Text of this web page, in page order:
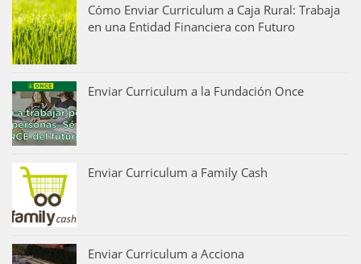
Cómo Enviar Curriculum a Caja Rural: Trabaja
en una Entidad Financiera con Futuro
Enviar Curriculum a la Fundación Once
Enviar Curriculum a Family Cash
Enviar Curriculum a Acciona